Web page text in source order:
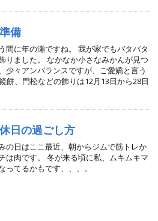
備
間に年の瀬ですね。 我が家でもバタバタ
りました。 なかなか小さなみかんが見つ
少々アンバランスですが、ご愛嬌と言う
餅、門松などの飾りは12月13日から28日
日の過ごし方
の日はここ最近、朝からジムで筋トレか
は肉です。 冬が来る頃に私、ムキムキマ
ってるかもです、、、。